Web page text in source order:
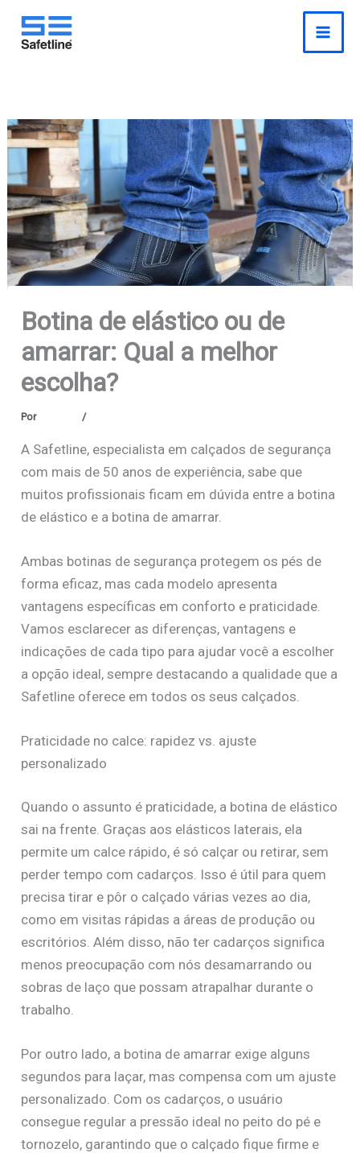
conteúdo
para
Botina de elástico ou de
amarrar: Qual a melhor
escolha?
Por Safetline/
A Safetline, especialista em calçados de segurança
com mais de 50 anos de experiência, sabe que
muitos profissionais ficam em dúvida entre a botina
de elástico e a botina de amarrar.
Ambas botinas de segurança protegem os pés de
forma eficaz, mas cada modelo apresenta
vantagens específicas em conforto e praticidade.
Vamos esclarecer as diferenças, vantagens e
indicações de cada tipo para ajudar você a escolher
a opção ideal, sempre destacando a qualidade que a
Safetline oferece em todos os seus calçados.
Praticidade no calce: rapidez vs. ajuste
personalizado
Quando o assunto é praticidade, a botina de elástico
sai na frente. Graças aos elásticos laterais, ela
permite um calce rápido, é só calçar ou retirar, sem
perder tempo com cadarços. Isso é útil para quem
precisa tirar e pôr o calçado várias vezes ao dia,
como em visitas rápidas a áreas de produção ou
escritórios. Além disso, não ter cadarços significa
menos preocupação com nós desamarrando ou
sobras de laço que possam atrapalhar durante o
trabalho.
Por outro lado, a botina de amarrar exige alguns
segundos para laçar, mas compensa com um ajuste
personalizado. Com os cadarços, o usuário
consegue regular a pressão ideal no peito do pé e
tornozelo, garantindo que o calçado fique firme e